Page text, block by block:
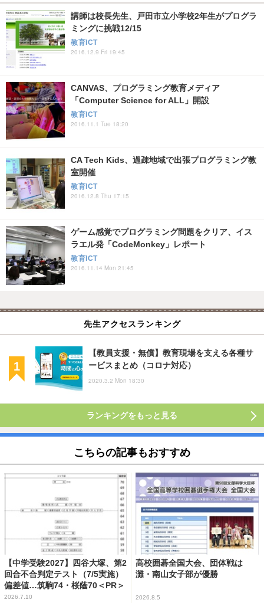
講師は校長先生、戸田市立小学校2年生がプログラ
ミングに挑戦12/15
教育ICT
2016.12.9 Fri 19:45
CANVAS、プログラミング教育メディア
「Computer Science for ALL」開設
教育ICT
2016.11.1 Tue 18:20
CA Tech Kids、過疎地域で出張プログラミング教
室開催
教育ICT
2016.12.8 Thu 17:15
ゲーム感覚でプログラミング問題をクリア、イス
ラエル発「CodeMonkey」レポート
教育ICT
2016.11.14 Mon 21:45
先生アクセスランキング
【教員支援・無償】教育現場を支える各種サ
ービスまとめ（コロナ対応）
2020.3.2 Mon 18:30
ランキングをもっと見る
こちらの記事もおすすめ
【中学受験2027】四谷大塚、第2
回合不合判定テスト（7/5実施）
偏差値…筑駒74・桜蔭70＜PR＞
2026.7.10
高校囲碁全国大会、団体戦は
灘・南山女子部が優勝
2026.8.5